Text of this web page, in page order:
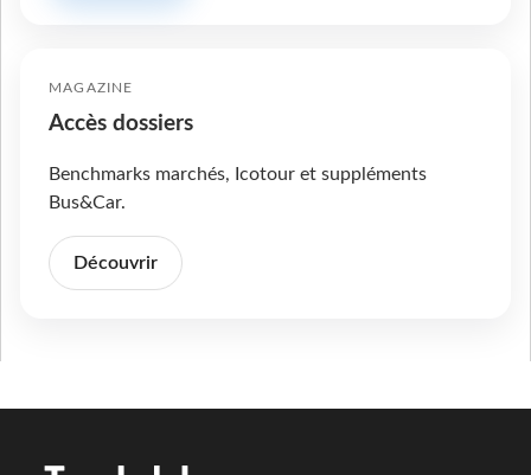
MAGAZINE
Accès dossiers
Benchmarks marchés, Icotour et suppléments
Bus&Car.
Découvrir